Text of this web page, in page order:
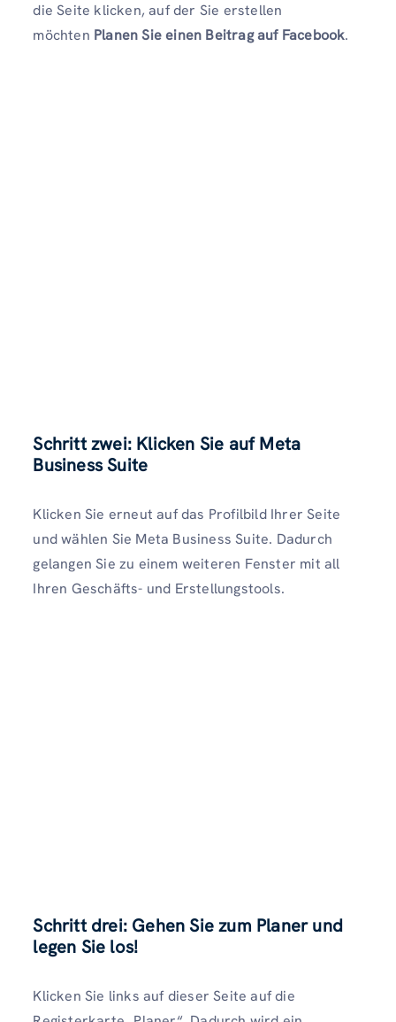
die Seite klicken, auf der Sie erstellen
möchten Planen Sie einen Beitrag auf Facebook.
Schritt zwei: Klicken Sie auf Meta
Business Suite
Klicken Sie erneut auf das Profilbild Ihrer Seite
und wählen Sie Meta Business Suite. Dadurch
gelangen Sie zu einem weiteren Fenster mit all
Ihren Geschäfts- und Erstellungstools.
Schritt drei: Gehen Sie zum Planer und
legen Sie los!
Klicken Sie links auf dieser Seite auf die